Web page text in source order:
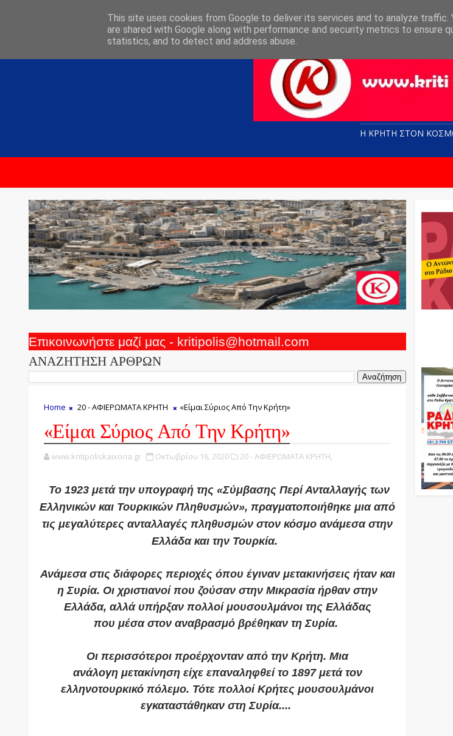
Η ΚΡΗΤΗ ΣΤΟN
Επικοινωνήστε μαζί μας - kritipolis@hotmail.com
ΑΝΑΖΗΤΗΣΗ ΑΡΘΡΩΝ
Home 20 - ΑΦΙΕΡΩΜΑΤΑ ΚΡΗΤΗ «Είμαι Σύριος Από Την Κρήτη»
«Είμαι Σύριος Από Την Κρήτη»
www.kritipoliskaixoria.gr Οκτωβρίου 16, 2020 20 - ΑΦΙΕΡΩΜΑΤΑ ΚΡΗΤΗ,
Το 1923 μετά την υπογραφή της «Σύμβασης Περί Ανταλλαγής των
Ελληνικών και Τουρκικών Πληθυσμών», πραγματοποιήθηκε μια από
τις μεγαλύτερες ανταλλαγές πληθυσμών στον κόσμο ανάμεσα στην
Ελλάδα και την Τουρκία.
Ανάμεσα στις διάφορες περιοχές όπου έγιναν μετακινήσεις ήταν και
η Συρία. Οι χριστιανοί που ζούσαν στην Μικρασία ήρθαν στην
Ελλάδα, αλλά υπήρξαν πολλοί μουσουλμάνοι της Ελλάδας
που μέσα στον αναβρασμό βρέθηκαν τη Συρία.
Οι περισσότεροι προέρχονταν από την Κρήτη. Μια
ανάλογη μετακίνηση είχε επαναληφθεί το 1897 μετά τον
ελληνοτουρκικό πόλεμο. Τότε πολλοί Κρήτες μουσουλμάνοι
εγκαταστάθηκαν στη Συρία....
This site uses cookies from Google to deliver its services and to analyze traffic.
are shared with Google along with performance and security metrics to ensure
statistics, and to detect and address abuse.